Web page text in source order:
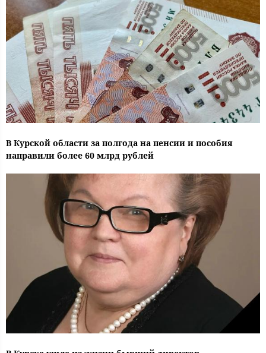
В Курской области за полгода на пенсии и пособия
направили более 60 млрд рублей